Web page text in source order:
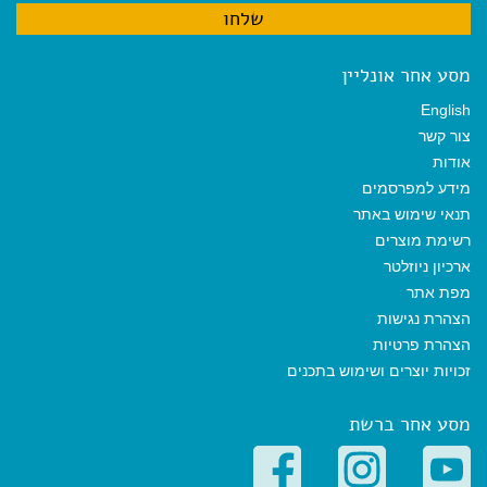
מסע אחר אונליין
English
צור קשר
אודות
מידע למפרסמים
תנאי שימוש באתר
רשימת מוצרים
ארכיון ניוזלטר
מפת אתר
הצהרת נגישות
הצהרת פרטיות
זכויות יוצרים ושימוש בתכנים
מסע אחר ברשת